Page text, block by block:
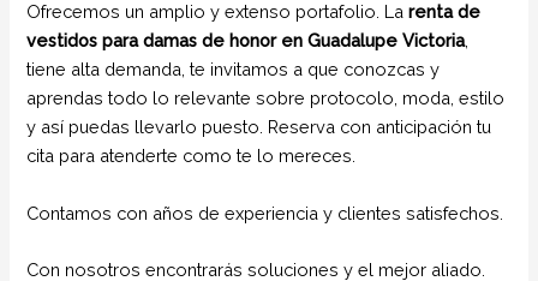
Ofrecemos un amplio y extenso portafolio. Larenta de
vestidos para damas de honor en Guadalupe Victoria,
tiene alta demanda, te invitamos a que conozcas y
aprendas todo lo relevante sobre protocolo, moda, estilo
y así puedas llevarlo puesto. Reserva con anticipación tu
cita para atenderte como te lo mereces.
Contamos con años de experiencia y clientes satisfechos.
Con nosotros encontrarás soluciones y el mejor aliado.